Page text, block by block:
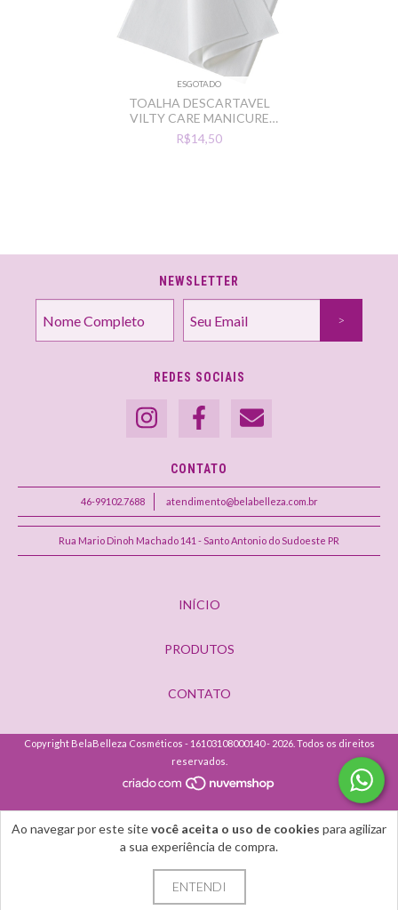
Ao navegar por este sitevocê aceita o uso de cookies para agilizar
a sua experiência de compra.
ENTENDI
ESGOTADO
TOALHA DESCARTAVEL
VILTY CARE MANICURE
C/50UN 20X30 GRAM 50
R$14,50
NEWSLETTER
REDES SOCIAIS
CONTATO
46-99102.7688 atendimento@belabelleza.com.br
Rua Mario Dinoh Machado 141 - Santo Antonio do Sudoeste PR
INÍCIO
PRODUTOS
CONTATO
Copyright BelaBelleza Cosméticos - 16103108000140 - 2026. Todos os direitos
reservados.